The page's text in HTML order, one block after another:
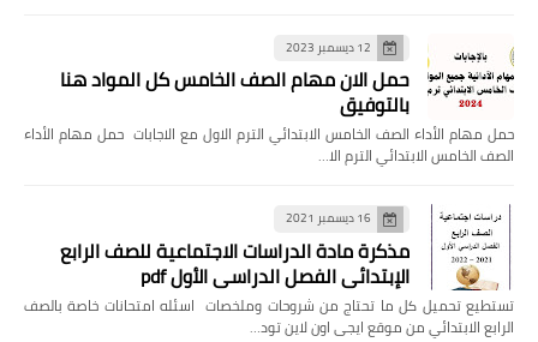
12 ديسمبر 2023
حمل الان مهام الصف الخامس كل المواد هنا
بالتوفيق
حمل مهام الأداء الصف الخامس الابتدائي الترم الاول مع الاجابات حمل مهام الأداء
الصف الخامس الابتدائي الترم الا…
16 ديسمبر 2021
مذكرة مادة الدراسات الاجتماعية للصف الرابع
الإبتدائي الفصل الدراسي الأول pdf
تستطيع تحميل كل ما تحتاج من شروحات وملخصات اسئله امتحانات خاصة بالصف
الرابع الابتدائي من موقع ايجى اون لاين تود…